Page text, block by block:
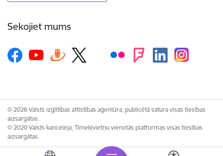
Sekojiet mums
© 2026 Valsts izglītības attīstības aģentūra, publicētā satura visas tiesības
aizsargātas.
© 2020 Valsts kanceleja, Tīmekļvietņu vienotās platformas visas tiesības
aizsargātas.